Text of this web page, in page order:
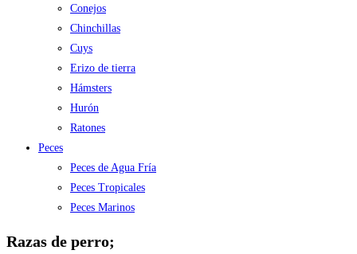
Conejos
Chinchillas
Cuys
Erizo de tierra
Hámsters
Hurón
Ratones
Peces
Peces de Agua Fría
Peces Tropicales
Peces Marinos
Razas de perro;